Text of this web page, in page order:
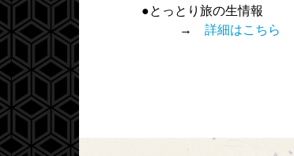
●とっとり旅の生情報
→ 詳細はこちら